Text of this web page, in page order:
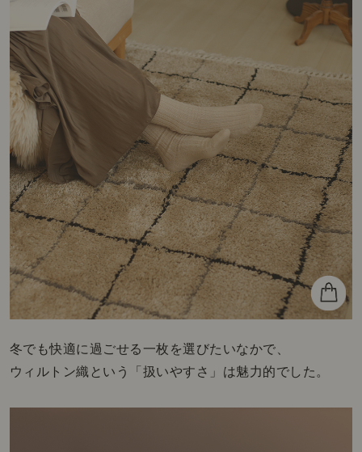
冬でも快適に過ごせる一枚を選びたいなかで、
ウィルトン織という「扱いやすさ」は魅力的でした。